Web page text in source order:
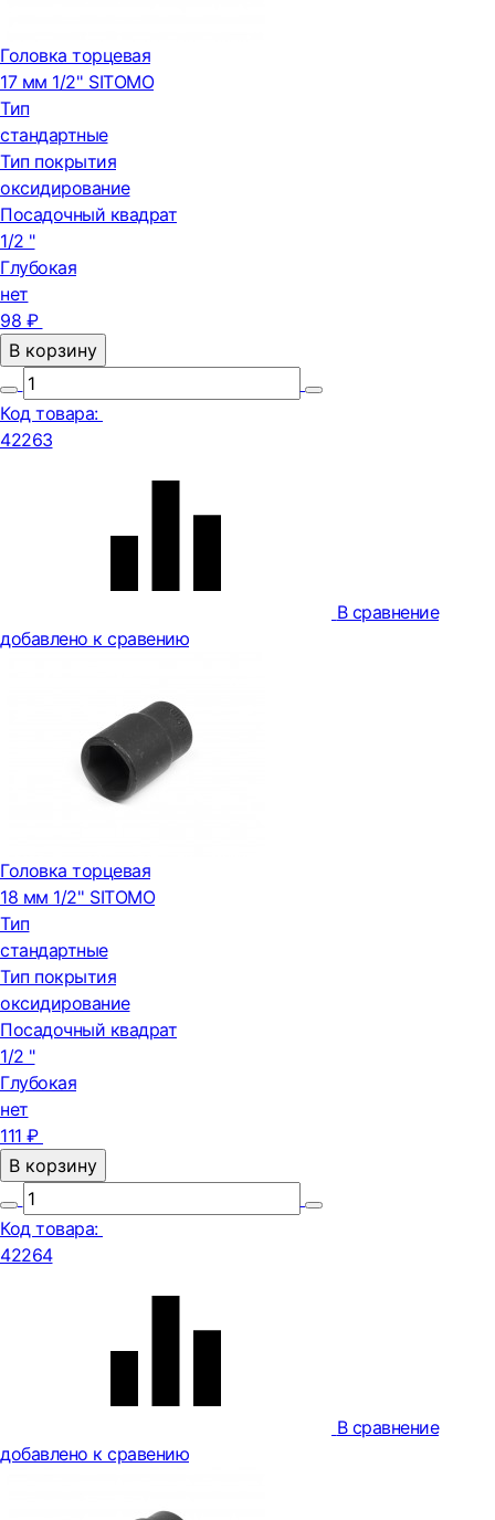
Головка торцевая
17 мм 1/2'' SITOMO
Тип
стандартные
Тип покрытия
оксидирование
Посадочный квадрат
1/2 "
Глубокая
нет
98 ₽
В корзину
Код товара:
42263
В сравнение
добавлено к сравению
Головка торцевая
18 мм 1/2'' SITOMO
Тип
стандартные
Тип покрытия
оксидирование
Посадочный квадрат
1/2 "
Глубокая
нет
111 ₽
В корзину
Код товара:
42264
В сравнение
добавлено к сравению